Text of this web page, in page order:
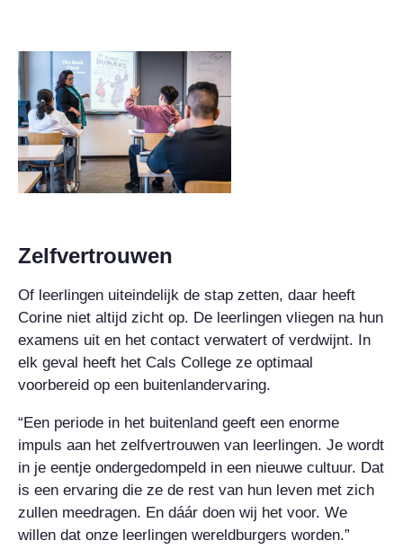
Zelfvertrouwen
Of leerlingen uiteindelijk de stap zetten, daar heeft
Corine niet altijd zicht op. De leerlingen vliegen na hun
examens uit en het contact verwatert of verdwijnt. In
elk geval heeft het Cals College ze optimaal
voorbereid op een buitenlandervaring.
“Een periode in het buitenland geeft een enorme
impuls aan het zelfvertrouwen van leerlingen. Je wordt
in je eentje ondergedompeld in een nieuwe cultuur. Dat
is een ervaring die ze de rest van hun leven met zich
zullen meedragen. En dáár doen wij het voor. We
willen dat onze leerlingen wereldburgers worden.”